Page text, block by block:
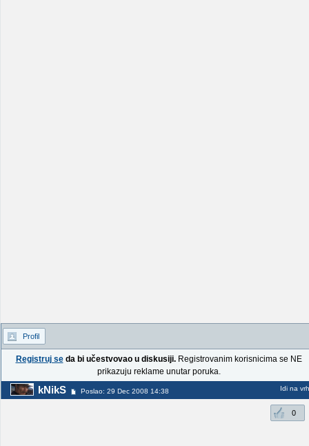
Profil
Registruj seda bi učestvovao u diskusiji.Registrovanim korisnicima se NE
prikazuju reklame unutar poruka.
kNikS Poslao: 29 Dec 2008 14:38 Idi na vrh
0